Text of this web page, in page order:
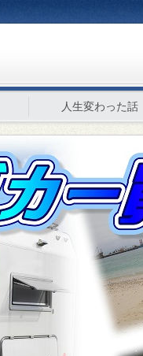
人生変わった話